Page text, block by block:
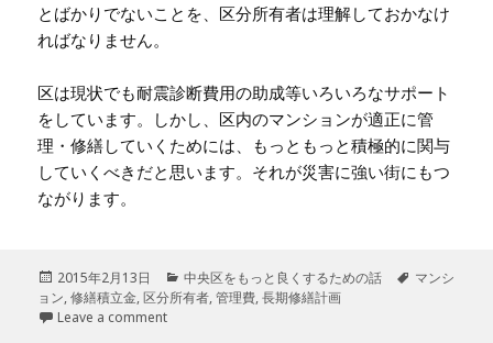
とばかりでないことを、区分所有者は理解しておかなけ
ればなりません。
区は現状でも耐震診断費用の助成等いろいろなサポート
をしています。しかし、区内のマンションが適正に管
理・修繕していくためには、もっともっと積極的に関与
していくべきだと思います。それが災害に強い街にもつ
ながります。
投
稿
日:
2015年2月13日
カ
テ
中央区をもっと良くするための話
タ
マンシ
ョン,修繕積立金,区分所有者,管理費,長期修繕計画
Leave a comment